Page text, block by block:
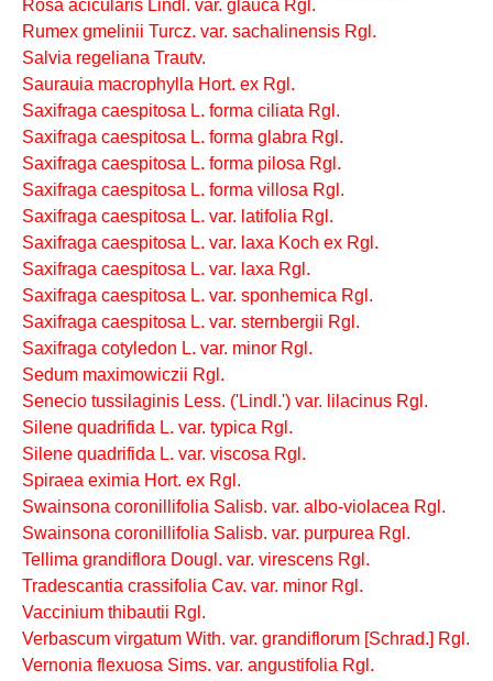
Rosa acicularis Lindl. var. glauca Rgl.
Rumex gmelinii Turcz. var. sachalinensis Rgl.
Salvia regeliana Trautv.
Saurauia macrophylla Hort. ex Rgl.
Saxifraga caespitosa L. forma ciliata Rgl.
Saxifraga caespitosa L. forma glabra Rgl.
Saxifraga caespitosa L. forma pilosa Rgl.
Saxifraga caespitosa L. forma villosa Rgl.
Saxifraga caespitosa L. var. latifolia Rgl.
Saxifraga caespitosa L. var. laxa Koch ex Rgl.
Saxifraga caespitosa L. var. laxa Rgl.
Saxifraga caespitosa L. var. sponhemica Rgl.
Saxifraga caespitosa L. var. sternbergii Rgl.
Saxifraga cotyledon L. var. minor Rgl.
Sedum maximowiczii Rgl.
Senecio tussilaginis Less. ('Lindl.') var. lilacinus Rgl.
Silene quadrifida L. var. typica Rgl.
Silene quadrifida L. var. viscosa Rgl.
Spiraea eximia Hort. ex Rgl.
Swainsona coronillifolia Salisb. var. albo-violacea Rgl.
Swainsona coronillifolia Salisb. var. purpurea Rgl.
Tellima grandiflora Dougl. var. virescens Rgl.
Tradescantia crassifolia Cav. var. minor Rgl.
Vaccinium thibautii Rgl.
Verbascum virgatum With. var. grandiflorum [Schrad.] Rgl.
Vernonia flexuosa Sims. var. angustifolia Rgl.